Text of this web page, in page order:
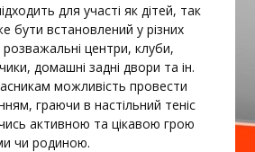
для участі як дітей, так
бути встановлений у різних
розважальні центри, клуби,
домашні задні двори та ін.
можливість провести
граючи в настільний теніс
активною та цікавою грою
чи родиною.